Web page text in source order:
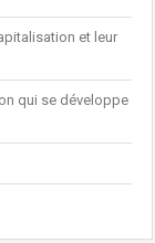
et leur
qui se développe